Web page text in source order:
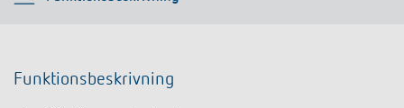
Funktionsbeskrivning